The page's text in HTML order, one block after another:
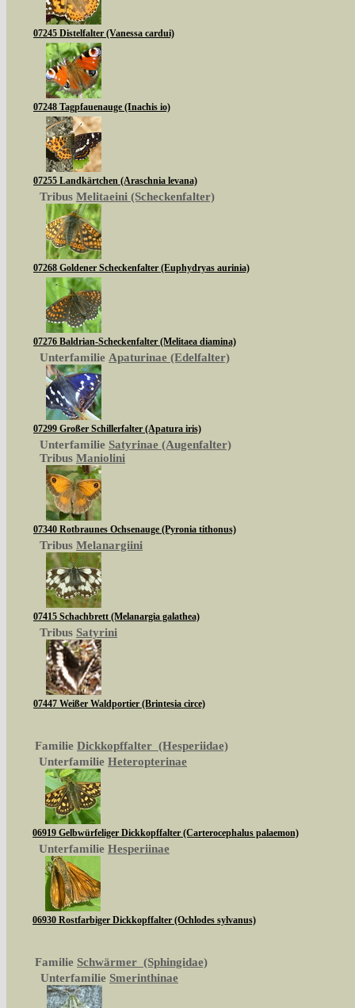
07245 Distelfalter (Vanessa cardui)
07248 Tagpfauenauge (Inachis io)
07255 Landkärtchen (Araschnia levana)
Tribus Melitaeini (Scheckenfalter)
07268 Goldener Scheckenfalter (Euphydryas aurinia)
07276 Baldrian-Scheckenfalter (Melitaea diamina)
Unterfamilie Apaturinae (Edelfalter)
07299 Großer Schillerfalter (Apatura iris)
Unterfamilie Satyrinae (Augenfalter)
Tribus Maniolini
07340 Rotbraunes Ochsenauge (Pyronia tithonus)
Tribus Melanargiini
07415 Schachbrett (Melanargia galathea)
Tribus Satyrini
07447 Weißer Waldportier (Brintesia circe)
Familie Dickkopffalter (Hesperiidae)
Unterfamilie Heteropterinae
06919 Gelbwürfeliger Dickkopffalter (Carterocephalus palaemon)
Unterfamilie Hesperiinae
06930 Rostfarbiger Dickkopffalter (Ochlodes sylvanus)
Familie Schwärmer (Sphingidae)
Unterfamilie Smerinthinae